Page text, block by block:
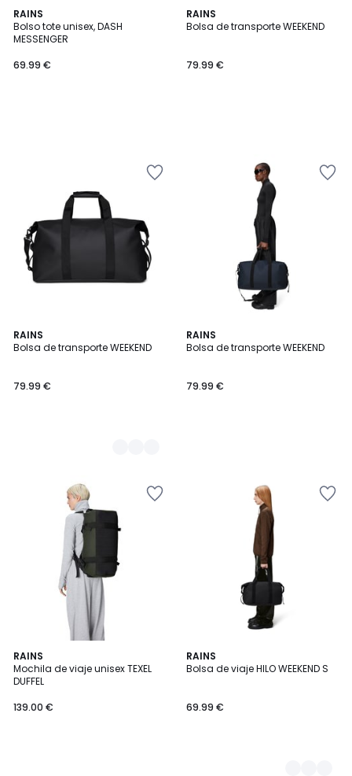
RAINS
Bolso tote unisex, DASH
MESSENGER
69.99 €
RAINS
Bolsa de transporte WEEKEND
79.99 €
RAINS
Bolsa de transporte WEEKEND
79.99 €
2
Colores
RAINS
Bolsa de transporte WEEKEND
79.99 €
RAINS
Mochila de viaje unisex TEXEL
DUFFEL
139.00 €
RAINS
Bolsa de viaje HILO WEEKEND S
69.99 €
3
Colores